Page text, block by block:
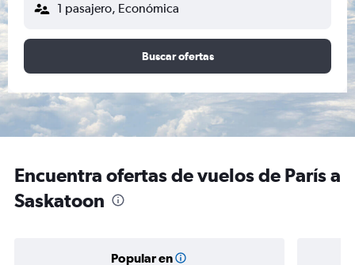
1 pasajero, Económica
Buscar ofertas
Encuentra ofertas de vuelos de París a
Saskatoon
Popular en